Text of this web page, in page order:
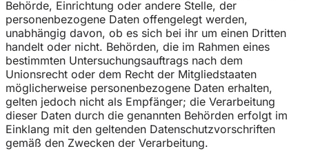
Behörde, Einrichtung oder andere Stelle, der
personenbezogene Daten offengelegt werden,
unabhängig davon, ob es sich bei ihr um einen Dritten
handelt oder nicht. Behörden, die im Rahmen eines
bestimmten Untersuchungsauftrags nach dem
Unionsrecht oder dem Recht der Mitgliedstaaten
möglicherweise personenbezogene Daten erhalten,
gelten jedoch nicht als Empfänger; die Verarbeitung
dieser Daten durch die genannten Behörden erfolgt im
Einklang mit den geltenden Datenschutzvorschriften
gemäß den Zwecken der Verarbeitung.